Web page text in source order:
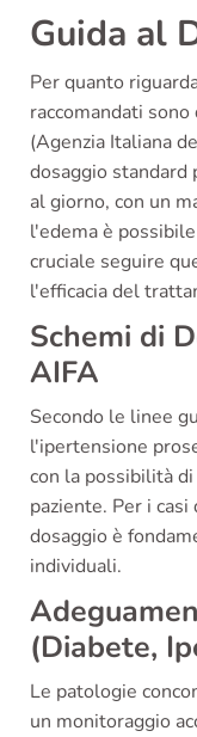
Guida al
Per quanto
raccomandati
(Agenzia Italiana
dosaggio
al giorno, con un
l'edema è
cruciale seguire
l'efficacia del
Schemi di
AIFA
Secondo le linee
l'ipertensione
con la possibilità
paziente. Per i
dosaggio è
individuali.
(Diabete,
Le patologie
un monitoraggio